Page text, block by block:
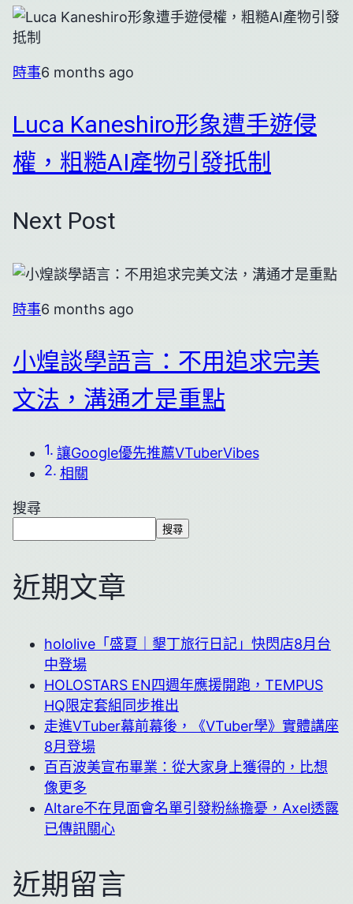
時事6 months ago
Luca Kaneshiro形象遭手遊侵
權，粗糙AI產物引發抵制
Next Post
時事6 months ago
小煌談學語言：不用追求完美
文法，溝通才是重點
讓Google優先推薦VTuberVibes
相關
搜尋
搜尋
近期文章
hololive「盛夏｜墾丁旅行日記」快閃店8月台
中登場
HOLOSTARS EN四週年應援開跑，TEMPUS
HQ限定套組同步推出
走進VTuber幕前幕後，《VTuber學》實體講座
8月登場
百百波美宣布畢業：從大家身上獲得的，比想
像更多
Altare不在見面會名單引發粉絲擔憂，Axel透露
已傳訊關心
近期留言